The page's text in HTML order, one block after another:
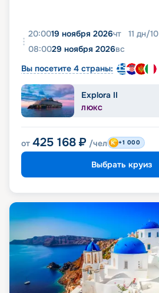
20:0019 ноября 2026чт 11 дн/10
08:0029 ноября 2026вс
Вы посетите 4 страны:
Explora II
ЛЮКС
от 425 168 ₽ /чел +1 000
Выбрать круиз